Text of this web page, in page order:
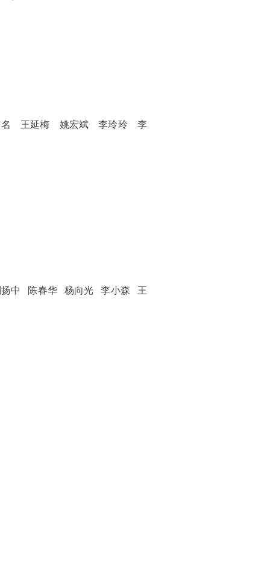
王延梅 姚宏斌 李玲玲 李
中 陈春华 杨向光 李小森 王